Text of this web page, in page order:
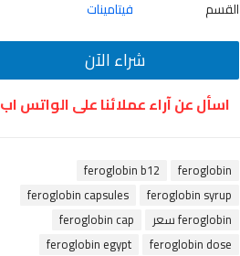
القسم
فيتامينات
شراء الآن
اسأل عن آراء عملائنا على الواتس اب
feroglobin
feroglobin b12
feroglobin syrup
feroglobin capsules
feroglobin سعر
feroglobin cap
feroglobin dose
feroglobin egypt